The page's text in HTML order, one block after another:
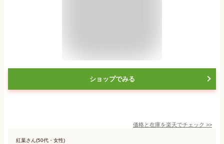
ショップでみる
価格と在庫を楽天でチェック >>
紅葉さん(50代・女性)